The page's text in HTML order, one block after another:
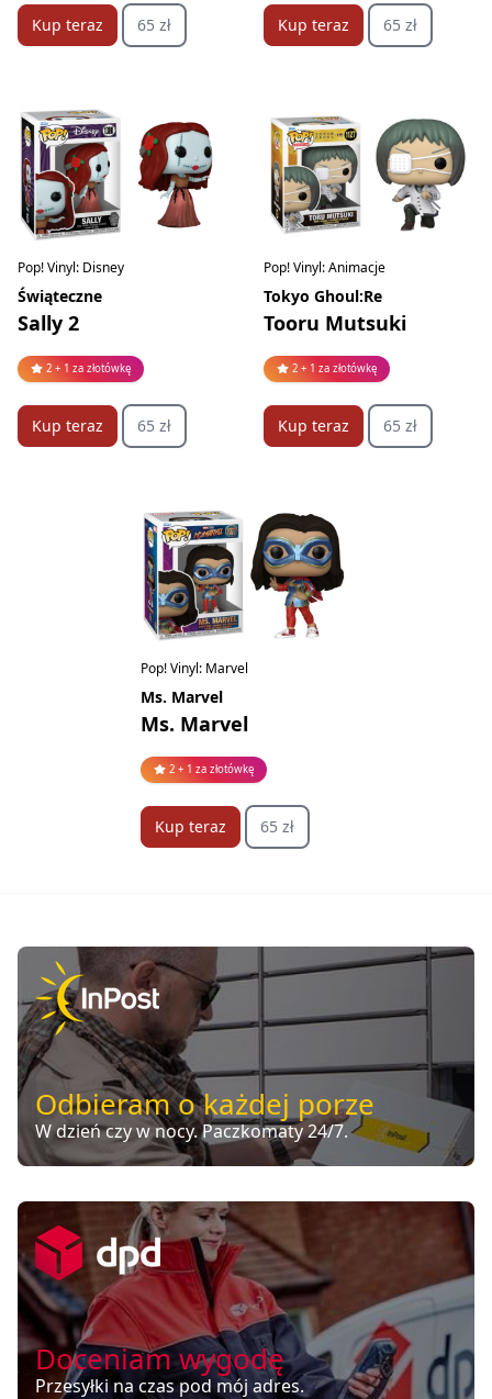
Kup teraz 65 zł Kup teraz 65 zł
Pop! Vinyl: Disney
Świąteczne
Sally 2
2 + 1 za złotówkę
Kup teraz 65 zł
Pop! Vinyl: Animacje
Tokyo Ghoul:Re
Tooru Mutsuki
2 + 1 za złotówkę
Kup teraz 65 zł
Pop! Vinyl: Marvel
Ms. Marvel
Ms. Marvel
2 + 1 za złotówkę
Kup teraz 65 zł
Odbieram o każdej porze
W dzień czy w nocy. Paczkomaty 24/7.
Doceniam wygodę
Przesyłki na czas pod mój adres.